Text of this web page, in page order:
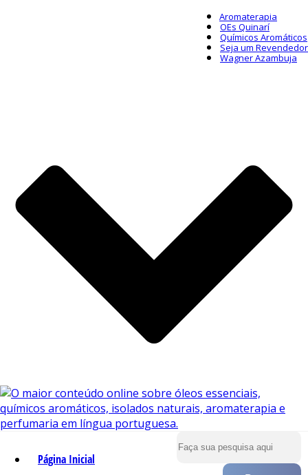
Aromaterapia
OEs Quinarí
Químicos Aromáticos
Seja um Revendedor
Wagner Azambuja
Página Inicial